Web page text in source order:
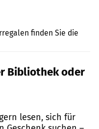
finden Sie die
Bibliothek oder
lesen, sich für